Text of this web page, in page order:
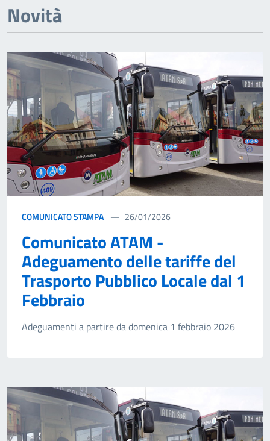
Novità
COMUNICATO STAMPA 26/01/2026
Comunicato ATAM -
Adeguamento delle tariffe del
Trasporto Pubblico Locale dal 1
Febbraio
Adeguamenti a partire da domenica 1 febbraio 2026